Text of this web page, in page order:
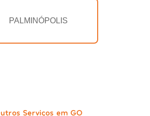
PALMINÓPOLIS
Serviços em GO